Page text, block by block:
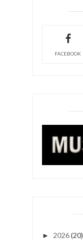
FACEBOOK
► 2026(20)